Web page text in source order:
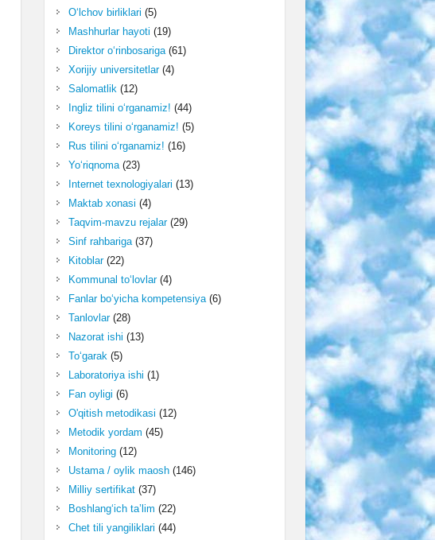
O‘lchov birliklari (5)
Mashhurlar hayoti (19)
Direktor o‘rinbosariga(61)
Xorijiy universitetlar(4)
Salomatlik(12)
Ingliz tilini o‘rganamiz! (44)
Koreys tilini o‘rganamiz! (5)
Rus tilini o‘rganamiz! (16)
Yo‘riqnoma(23)
Internet texnologiyalari (13)
Maktab xonasi (4)
Taqvim-mavzu rejalar(29)
Sinf rahbariga(37)
Kitoblar(22)
Kommunal to‘lovlar(4)
Fanlar bo‘yicha kompetensiya(6)
Tanlovlar(28)
Nazorat ishi (13)
To‘garak(5)
Laboratoriya ishi (1)
Fan oyligi (6)
O'qitish metodikasi (12)
Metodik yordam (45)
Monitoring(12)
Ustama / oylik maosh(146)
Milliy sertifikat(37)
Boshlang‘ich ta’lim (22)
Chet tili yangiliklari (44)